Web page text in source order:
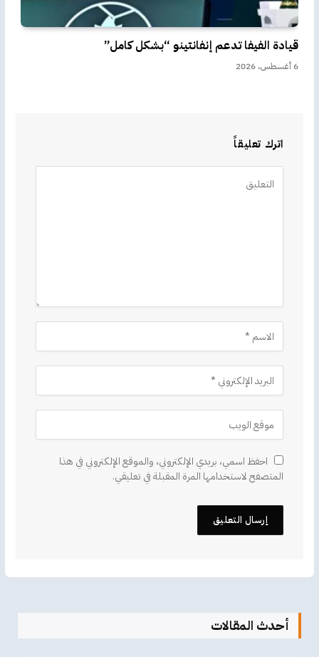
قيادة الفيفا تدعم إنفانتينو “بشكل كامل”
6 أغسطس، 2026
اترك تعليقاً
احفظ اسمي، بريدي الإلكتروني، والموقع الإلكتروني في هذا
المتصفح لاستخدامها المرة المقبلة في تعليقي.
أحدث المقالات